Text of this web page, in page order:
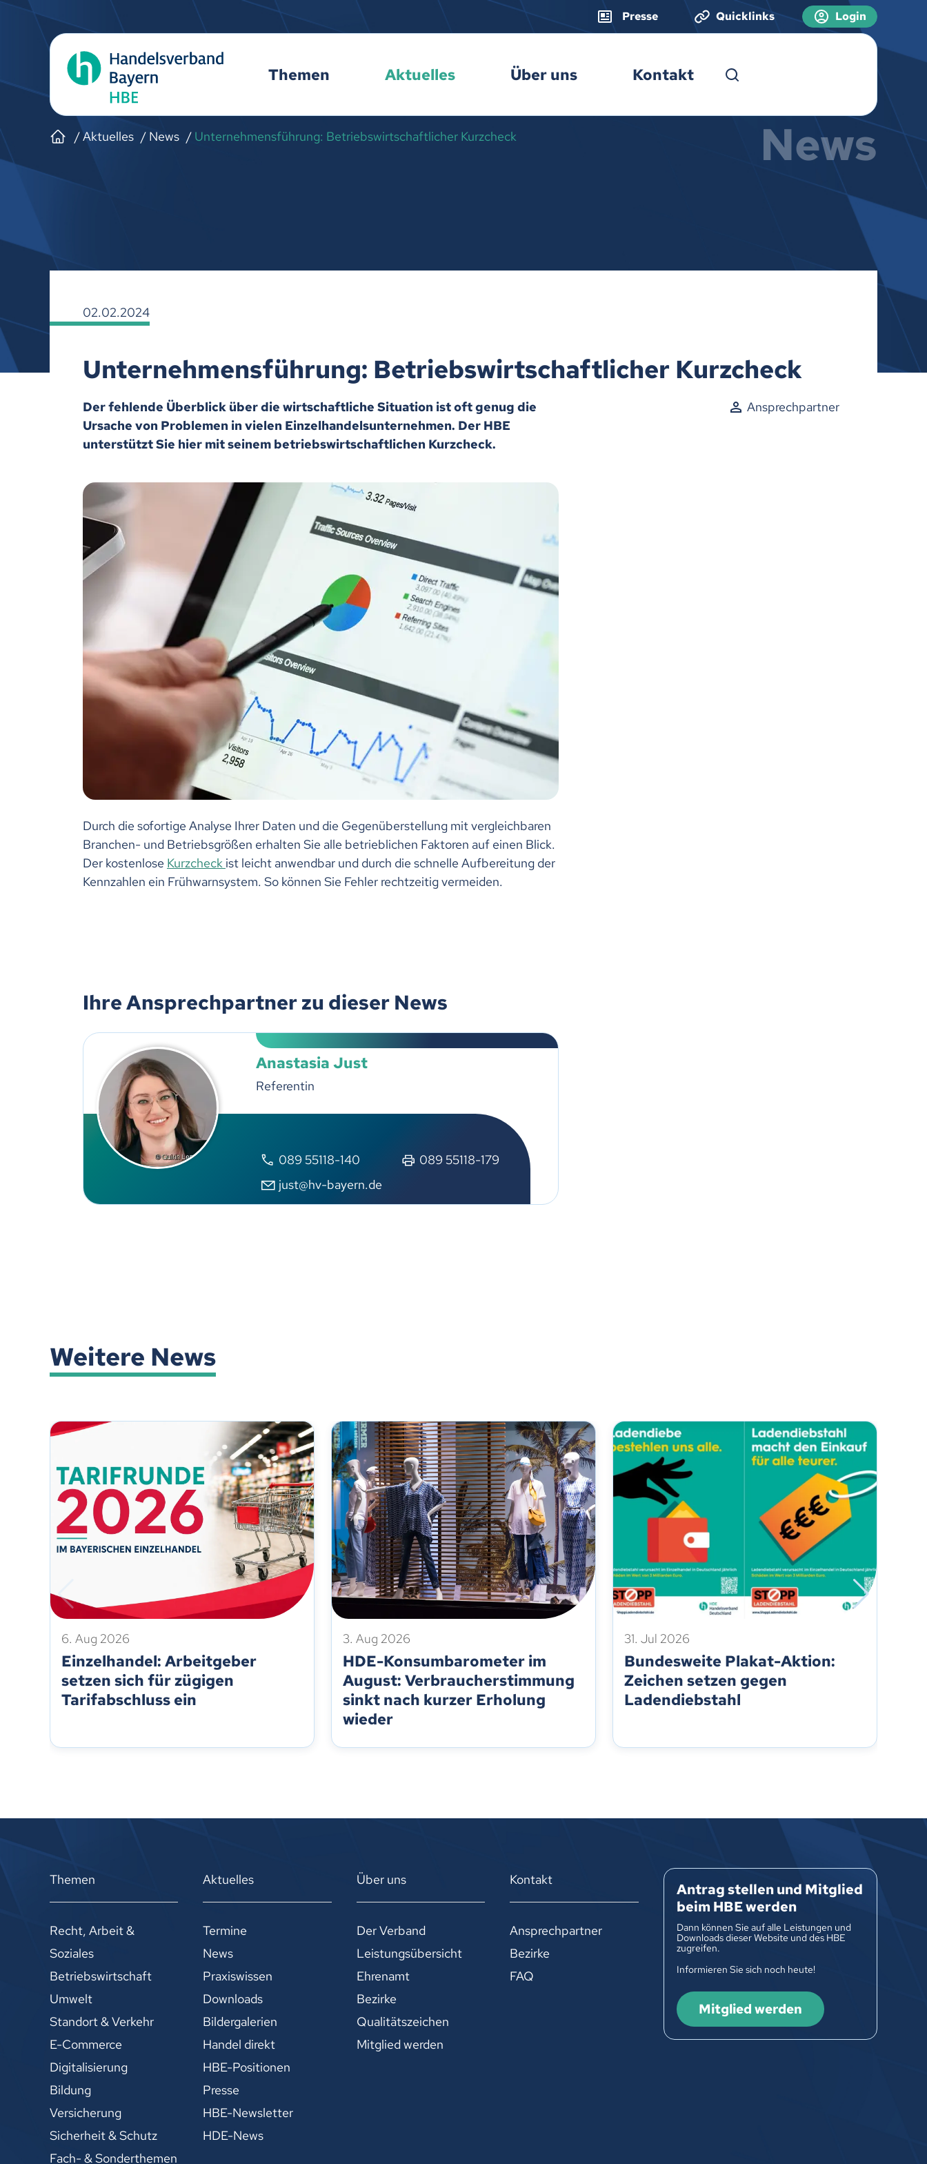
Presse Quicklinks Login
Themen Aktuelles Über uns Kontakt
Aktuelles News Unternehmensführung: Betriebswirtschaftlicher Kurzcheck News
02.02.2024
Unternehmensführung: Betriebswirtschaftlicher Kurzcheck
Der fehlende Überblick über die wirtschaftliche Situation ist oft genug die
Ursache von Problemen in vielen Einzelhandelsunternehmen. Der HBE
unterstützt Sie hier mit seinem betriebswirtschaftlichen Kurzcheck.
Ansprechpartner
Durch die sofortige Analyse Ihrer Daten und die Gegenüberstellung mit vergleichbaren
Branchen- und Betriebsgrößen erhalten Sie alle betrieblichen Faktoren auf einen Blick.
Der kostenlose Kurzcheck ist leicht anwendbar und durch die schnelle Aufbereitung der
Kennzahlen ein Frühwarnsystem. So können Sie Fehler rechtzeitig vermeiden.
Ihre Ansprechpartner zu dieser News
Anastasia Just
Referentin
089 55118-140
089 55118-179
just@hv-bayern.de
Weitere News
6. Aug 2026
Einzelhandel: Arbeitgeber
setzen sich für zügigen
Tarifabschluss ein
3. Aug 2026
HDE-Konsumbarometer im
August: Verbraucherstimmung
sinkt nach kurzer Erholung
wieder
31. Jul 2026
Bundesweite Plakat-Aktion:
Zeichen setzen gegen
Ladendiebstahl
Themen
Recht, Arbeit &
Soziales
Betriebswirtschaft
Umwelt
Standort & Verkehr
E-Commerce
Digitalisierung
Bildung
Versicherung
Sicherheit & Schutz
Fach- & Sonderthemen
Aktuelles
Termine
News
Praxiswissen
Downloads
Bildergalerien
Handel direkt
HBE-Positionen
Presse
HBE-Newsletter
HDE-News
Über uns
Der Verband
Leistungsübersicht
Ehrenamt
Bezirke
Qualitätszeichen
Mitglied werden
Kontakt
Ansprechpartner
Bezirke
FAQ
Antrag stellen und Mitglied
beim HBE werden
Dann können Sie auf alle Leistungen und
Downloads dieser Website und des HBE
zugreifen.
Informieren Sie sich noch heute!
Mitglied werden